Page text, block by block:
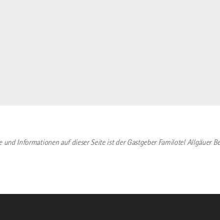
und Informationen auf dieser Seite ist der Gastgeber Familotel Allgäuer